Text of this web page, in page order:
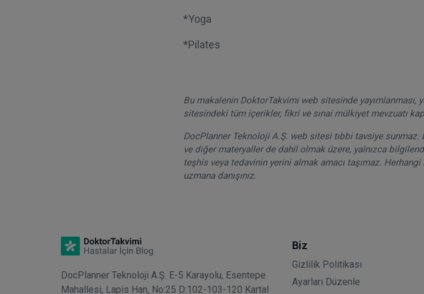
*Yoga
*Pilates
Bu makalenin DoktorTakvimi web sitesinde yayımlanması,
sitesindeki tüm içerikler, fikri ve sınai mülkiyet mevzuatı
DocPlanner Teknoloji A.Ş. web sitesi tıbbi tavsiye
ve diğer materyaller de dahil olmak üzere, yalnızca
teşhis veya tedavinin yerini almak amacı taşımaz.
uzmana danışınız.
DocPlanner Teknoloji A.Ş. E-5 Karayolu, Esentepe
Mahallesi, Lapis Han, No:25 D:102-103-120 Kartal
Biz
Gizlilik Politikası
Ayarları Düzenle